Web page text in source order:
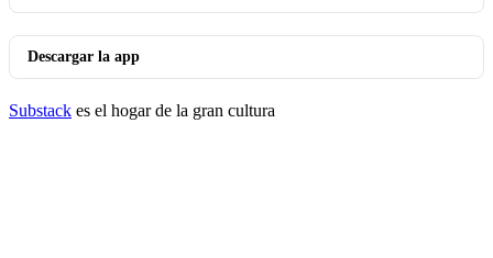
Descargar la app
Substack es el hogar de la gran cultura